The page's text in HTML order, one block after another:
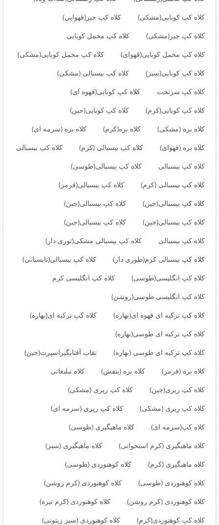
کلاه کپ کوبایی(مشکی)
کلاه کپ جیر(قهوایی)
کلاه کپ جیر(مشکی)
کلاه کپ مخمل کوبایی
کلاه کپ مخمل کوبایی(قهوای)
کلاه کپ مخمل کوبایی(مشکی)
کلاه کپ کوبایی(سبز)
کلاه کپ بیسبالی (مشکی)
کلاه کپ سرتخت
کلاه کپ کوبایی(قهوه ای)
کلاه کپ کوبایی(کرم)
کلاه کپ کوبایی(جین)
کلاه بره (مشکی)
کلاه بره(کرم)
کلاه بره (سرمه ای)
کلاه بره (قهوای)
کلاه کپ بیسبالی (کرم)
کلاه کپ بیسبالی
کلاه کپ بیسبالی
کلاه کپ بیسبالی(طوسی)
کلاه کپ بیسبالی (کرم)
کلاه کپ بیسبالی(قرمز)
کلاه کپ بیسبالی(جین)
کلاه کپ بیسبالی(جین)
کلاه کپ بیسبالی(جین)
کلاه کپ بیسبالی(جین)
کلاه کپ بیسبالی
کلاه کپ بیسبالی مشکی(توری دار)
کلاه کپ بیسبالی کرم(طوری دار)
کلاه کپ بیسبالی(تابستانی)
کلاه کپ انگلیسی(طوسی)
کلاه کپ انگلیسی کرم
کلاه کپ انگلیسی طوسی(روشن)
کلاه کپ ترکیه ای قهوه ای(بهاره)
کلاه کپ ترکیه ای(بهاره)
کلاه کپ ترکیه ای طوسی(بهاره)
کلاه کپ ترکیه ای طوسی (بهاره)
نقاب آفتابگیراسپرت(جین)
کلاه بره (قرمز)
کلاه بره (بنفش)
کلاه تبلیغاتی
کلاه کپ رپری(جین)
کلاه کپ رپری (مشکی)
کلاه کپ رپری (مشکی)
کلاه کپ رپری (سرمه ای)
کلاه کپ(سرمه ای)
کلاه ماهیگیری (طوسی)
کلاه ماهیگیری (کرم استخوانی)
کلاه ماهیگیری (سبز)
کلاه ماهیگیری (کرم)
کلاه کوهنوردی (طوسی)
کلاه کوهنوردی (طوسی)
کلاه کوهنوردی (کرم روشن)
کلاه کوهنوردی (کرم روشن)
کلاه کوهنوردی (کرم تیره)
کلاه کپ کوهنوردی(کرم)
کلاه کوهنوردی (سبز زیتونی)